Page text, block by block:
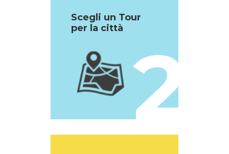
2
Scegli un Tour
per la città